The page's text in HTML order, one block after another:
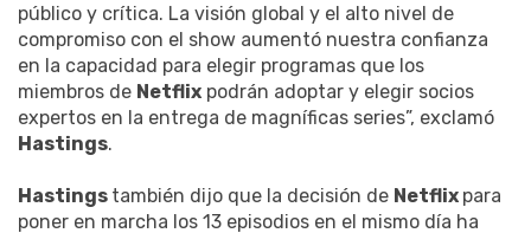
público y crítica. La visión global y el alto nivel de
compromiso con el show aumentó nuestra confianza
en la capacidad para elegir programas que los
miembros de Netflix podrán adoptar y elegir socios
expertos en la entrega de magníficas series”, exclamó
Hastings.
Hastings también dijo que la decisión de Netflix para
poner en marcha los 13 episodios en el mismo día ha